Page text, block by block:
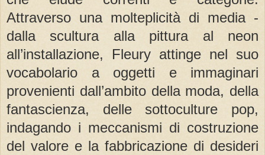
Attraverso una molteplicità di media -
dalla scultura alla pittura al neon
all’installazione, Fleury attinge nel suo
vocabolario a oggetti e immaginari
provenienti dall’ambito della moda, della
fantascienza, delle sottoculture pop,
indagando i meccanismi di costruzione
del valore e la fabbricazione di desideri